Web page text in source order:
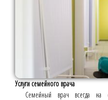
Услуги семейного врача
Семейный врач всегда на